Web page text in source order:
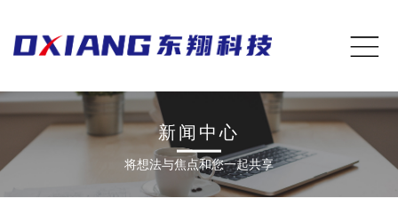
新闻中心
将想法与焦点和您一起共享